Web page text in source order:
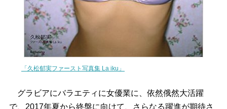
「久松郁実ファースト写真集 La iku」
グラビアにバラエティに女優業に、依然俄然大活躍
で、2017年夏から終盤に向けて、さらなる躍進が期待さ